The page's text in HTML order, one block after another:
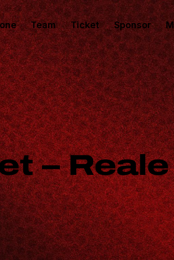
Team Ticket Sponsor
–